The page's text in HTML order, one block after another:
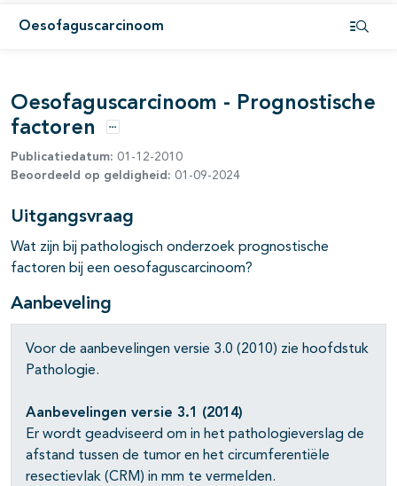
Oesofaguscarcinoom
open- en dichtklappen
open- en dichtklappen
open- en dichtklappen
open- en dichtklappen
open- en dichtklappen
Oesofaguscarcinoom - Prognostische
factoren
Opties
Publicatiedatum: 01-12-2010
Beoordeeld op geldigheid: 01-09-2024
Uitgangsvraag
Wat zijn bij pathologisch onderzoek prognostische
factoren bij een oesofaguscarcinoom?
Aanbeveling
Voor de aanbevelingen versie 3.0 (2010) zie hoofdstuk
Pathologie.
Aanbevelingen versie 3.1 (2014)
Er wordt geadviseerd om in het pathologieverslag de
afstand tussen de tumor en het circumferentiële
resectievlak (CRM) in mm te vermelden.